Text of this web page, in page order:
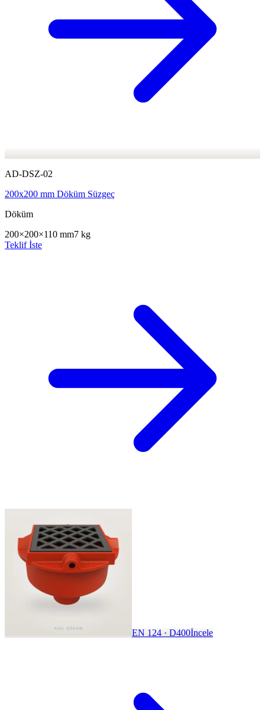
AD-DSZ-02
200x200 mm Döküm Süzgeç
Döküm
200×200×110 mm7 kg
Teklif İste
EN 124 · D400İncele